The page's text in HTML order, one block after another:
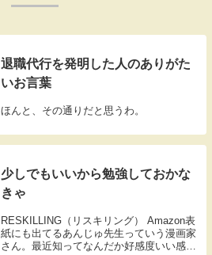
退職代行を発明した人のありがた
いお言葉
ほんと、その通りだと思うわ。
少しでもいいから勉強しておかな
きゃ
RESKILLING（リスキリング） Amazon表
紙にも出てるあんじゅ先生っていう漫画家
さん。最近知ってなんだか好感度いい感